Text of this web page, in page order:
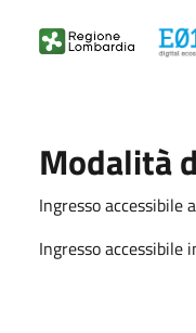
Modalità
Ingresso accessibile
Ingresso accessibile